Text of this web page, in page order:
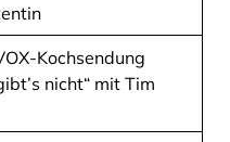
Kochsendung
nicht“ mit Tim